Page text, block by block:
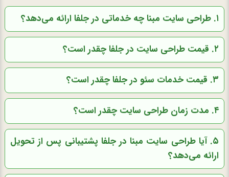
۱. طراحی سایت مبنا چه خدماتی در جلفا ارائه می‌دهد؟
۲. قیمت طراحی سایت در جلفا چقدر است؟
۳. قیمت خدمات سئو در جلفا چقدر است؟
۴. مدت زمان طراحی سایت چقدر است؟
۵. آیا طراحی سایت مبنا در جلفا پشتیبانی پس از تحویل
ارائه می‌دهد؟